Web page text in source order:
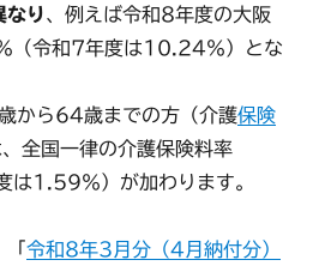
なり、例えば令和8年度の大阪
（令和7年度は10.24％）とな
から64歳までの方（介護保険
全国一律の介護保険料率
1.59％）が加わります。
「令和8年3月分（4月納付分）